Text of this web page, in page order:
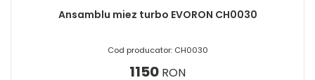
Ansamblu miez turbo EVORON CH0030
Cod producator: CH0030
1150 RON